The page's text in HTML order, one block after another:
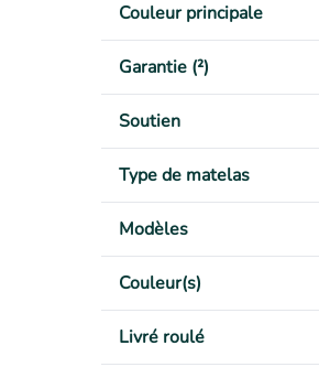
Couleur principale
Garantie (²)
Soutien
Type de matelas
Modèles
Couleur(s)
Livré roulé